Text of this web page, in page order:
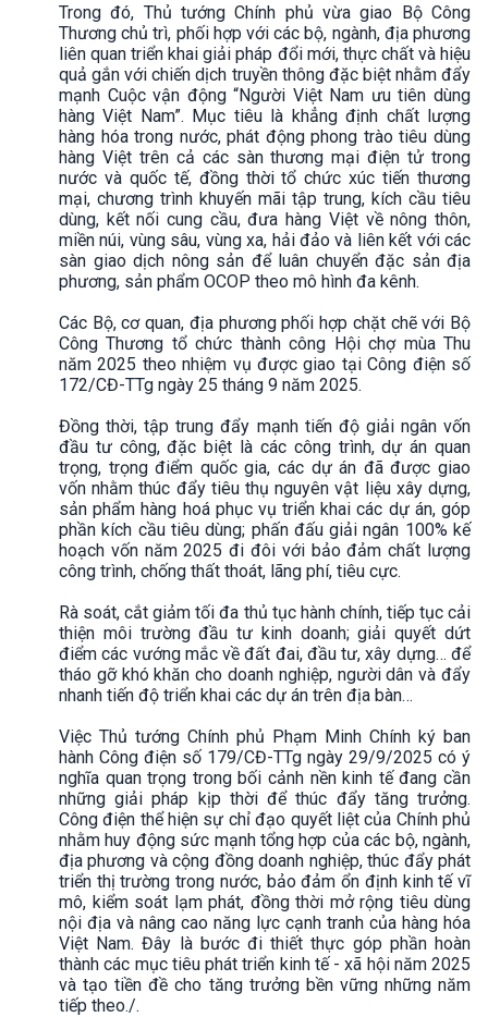
Trong đó, Thủ tướng Chính phủ vừa giao Bộ Công
Thương chủ trì, phối hợp với các bộ, ngành, địa phương
liên quan triển khai giải pháp đổi mới, thực chất và hiệu
quả gắn với chiến dịch truyền thông đặc biệt nhằm đẩy
mạnh Cuộc vận động “Người Việt Nam ưu tiên dùng
hàng Việt Nam”. Mục tiêu là khẳng định chất lượng
hàng hóa trong nước, phát động phong trào tiêu dùng
hàng Việt trên cả các sàn thương mại điện tử trong
nước và quốc tế, đồng thời tổ chức xúc tiến thương
mại, chương trình khuyến mãi tập trung, kích cầu tiêu
dùng, kết nối cung cầu, đưa hàng Việt về nông thôn,
miền núi, vùng sâu, vùng xa, hải đảo và liên kết với các
sàn giao dịch nông sản để luân chuyển đặc sản địa
phương, sản phẩm OCOP theo mô hình đa kênh.
Các Bộ, cơ quan, địa phương phối hợp chặt chẽ với Bộ
Công Thương tổ chức thành công Hội chợ mùa Thu
năm 2025 theo nhiệm vụ được giao tại Công điện số
172/CĐ-TTg ngày 25 tháng 9 năm 2025.
Đồng thời, tập trung đẩy mạnh tiến độ giải ngân vốn
đầu tư công, đặc biệt là các công trình, dự án quan
trọng, trọng điểm quốc gia, các dự án đã được giao
vốn nhằm thúc đẩy tiêu thụ nguyên vật liệu xây dựng,
sản phẩm hàng hoá phục vụ triển khai các dự án, góp
phần kích cầu tiêu dùng; phấn đấu giải ngân 100% kế
hoạch vốn năm 2025 đi đôi với bảo đảm chất lượng
công trình, chống thất thoát, lãng phí, tiêu cực.
Rà soát, cắt giảm tối đa thủ tục hành chính, tiếp tục cải
thiện môi trường đầu tư kinh doanh; giải quyết dứt
điểm các vướng mắc về đất đai, đầu tư, xây dựng… để
tháo gỡ khó khăn cho doanh nghiệp, người dân và đẩy
nhanh tiến độ triển khai các dự án trên địa bàn…
Việc Thủ tướng Chính phủ Phạm Minh Chính ký ban
hành Công điện số 179/CĐ-TTg ngày 29/9/2025 có ý
nghĩa quan trọng trong bối cảnh nền kinh tế đang cần
những giải pháp kịp thời để thúc đẩy tăng trưởng.
Công điện thể hiện sự chỉ đạo quyết liệt của Chính phủ
nhằm huy động sức mạnh tổng hợp của các bộ, ngành,
địa phương và cộng đồng doanh nghiệp, thúc đẩy phát
triển thị trường trong nước, bảo đảm ổn định kinh tế vĩ
mô, kiểm soát lạm phát, đồng thời mở rộng tiêu dùng
nội địa và nâng cao năng lực cạnh tranh của hàng hóa
Việt Nam. Đây là bước đi thiết thực góp phần hoàn
thành các mục tiêu phát triển kinh tế - xã hội năm 2025
và tạo tiền đề cho tăng trưởng bền vững những năm
tiếp theo./.